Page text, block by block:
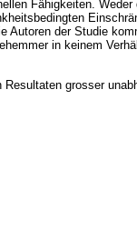
Fähigkeiten.
Autoren der Studie
in keinem
grosser